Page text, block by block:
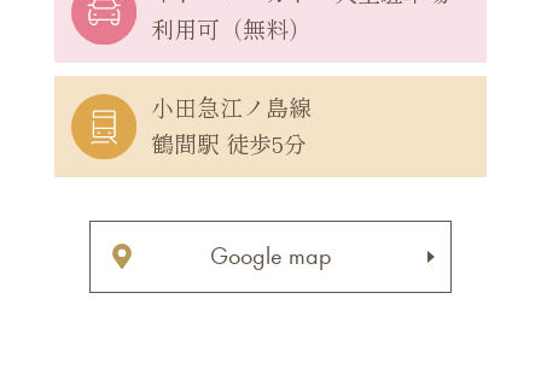
利用可（無料）
小田急江ノ島線
鶴間駅 徒歩5分
Google map